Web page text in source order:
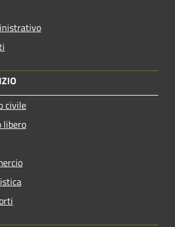
civile
libero